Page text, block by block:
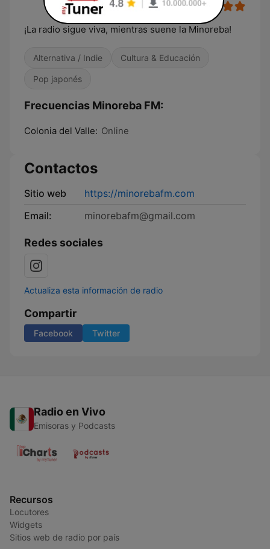
¡La radio sigue viva, mientras suene la Minoreba!
Alternativa / Indie Cultura & Educación
Pop japonés
Frecuencias Minoreba FM:
Colonia del Valle: Online
Contactos
Sitio web
https://minorebafm.com
Email:
minorebafm@gmail.com
Redes sociales
Actualiza esta información de radio
Compartir
Facebook Twitter
Radio en Vivo
Emisoras y Podcasts
Recursos
Locutores
Widgets
Sitios web de radio por país